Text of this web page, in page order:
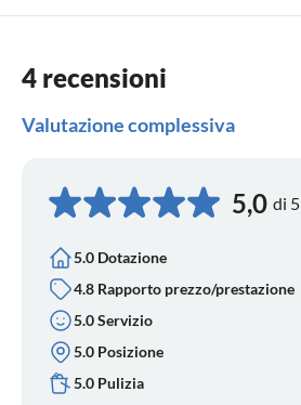
4 recensioni
Valutazione complessiva
5,0 di 5
5.0 Dotazione
4.8 Rapporto prezzo/prestazione
5.0 Servizio
5.0 Posizione
5.0 Pulizia